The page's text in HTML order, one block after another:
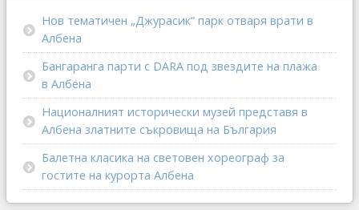
Нов тематичен „Джурасик“ парк отваря врати в
Албена
Бангаранга парти с DARA под звездите на плажа
в Албена
Националният исторически музей представя в
Албена златните съкровища на България
Балетна класика на световен хореограф за
гостите на курорта Албена